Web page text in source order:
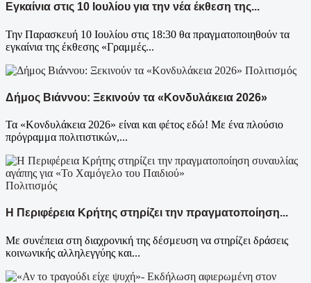
Εγκαίνια στις 10 Ιουλίου για την νέα έκθεση της...
Την Παρασκευή 10 Ιουλίου στις 18:30 θα πραγματοποιηθούν τα
εγκαίνια της έκθεσης «Γραμμές...
Πολιτισμός
Δήμος Βιάννου: Ξεκινούν τα «Κονδυλάκεια 2026»
Τα «Κονδυλάκεια 2026» είναι και φέτος εδώ! Με ένα πλούσιο
πρόγραμμα πολιτιστικών,...
Πολιτισμός
Η Περιφέρεια Κρήτης στηρίζει την πραγματοποίηση...
Με συνέπεια στη διαχρονική της δέσμευση να στηρίζει δράσεις
κοινωνικής αλληλεγγύης και...